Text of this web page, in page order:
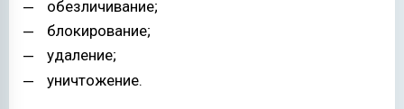
обезличивание;
блокирование;
удаление;
уничтожение.